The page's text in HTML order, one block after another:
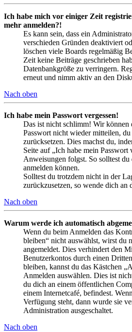
Ich habe mich vor einiger Zeit
mehr anmelden?!
Es kann sein, dass ein
verschieden Gründen deaktiviert
löschen viele Boards regelmäßig
Zeit keine Beiträge geschrieben
Datenbankgröße zu verringern.
erneut und nimm aktiv an den
Nach oben
Ich habe mein Passwort vergessen!
Das ist nicht schlimm! Wir können
Passwort nicht wieder mitteilen, du
zurücksetzen. Dies machst du,
Seite auf „Ich habe mein Passwort
Anweisungen folgst. So solltest
anmelden können.
Solltest du trotzdem nicht in der
zurückzusetzen, so wende dich
Nach oben
Warum werde ich automatisch
Wenn du beim Anmelden das
bleiben“ nicht auswählst, wirst du
angemeldet. Dies verhindert den
Benutzerkontos durch einen
bleiben, kannst du das Kästchen
Anmelden auswählen. Dies ist
du dich an einem öffentlichen
einem Internetcafé, befindest.
Verfügung steht, dann wurde sie
Administration ausgeschaltet.
Nach oben